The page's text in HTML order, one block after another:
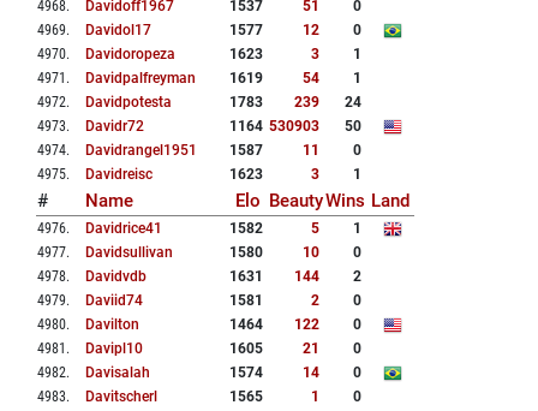
4968. Davidoff1967 1537 51
0
4969. Davidol17 1577 12
0
4970. Davidoropeza 1623 3
1
4971 . Davidpalfreyman 1619 54
1
4972. Davidpotesta 1783 239
24
4973. Davidr72 1164 530903
50
4974. Davidrangel1951 1587 11
0
4975. Davidreisc 1623 3 1
# Name Elo BeautyWins Land
4976. Davidrice41 1582 5
1
4977. Davidsullivan 1580 10
0
4978. Davidvdb 1631 144
2
4979. Daviid74 1581 2
0
4980. Davilton 1464 122
0
4981 . Davipl10 1605 21
0
4982. Davisalah 1574 14
0
4983. Davitscherl 1565 1
0